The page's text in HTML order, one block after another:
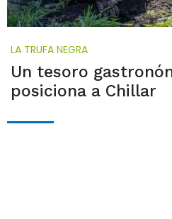
LA TRUFA NEGRA
Un tesoro
posiciona a Chillar